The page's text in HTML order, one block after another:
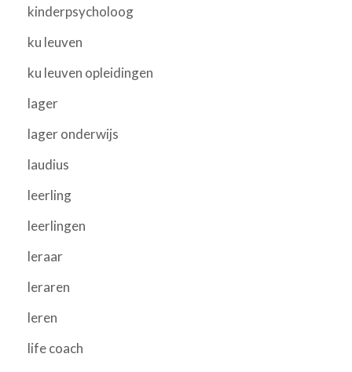
kinderpsycholoog
ku leuven
ku leuven opleidingen
lager
lager onderwijs
laudius
leerling
leerlingen
leraar
leraren
leren
life coach